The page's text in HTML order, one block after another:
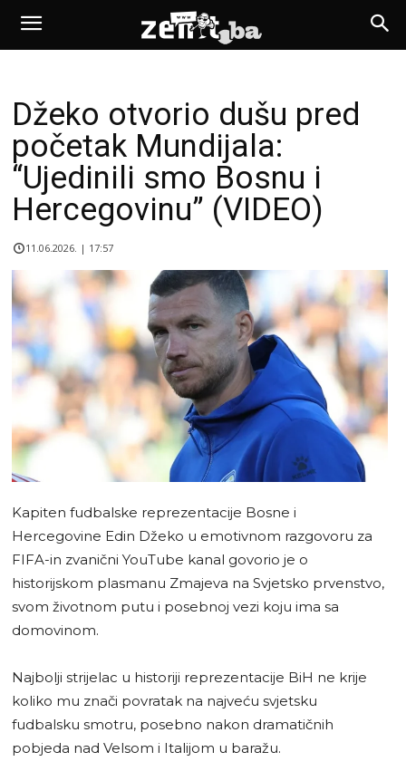
Džeko otvorio dušu pred
početak Mundijala:
“Ujedinili smo Bosnu i
Hercegovinu” (VIDEO)
11.06.2026. | 17:57
Kapiten fudbalske reprezentacije Bosne i
Hercegovine Edin Džeko u emotivnom razgovoru za
FIFA-in zvanični YouTube kanal govorio je o
historijskom plasmanu Zmajeva na Svjetsko prvenstvo,
svom životnom putu i posebnoj vezi koju ima sa
domovinom.
Najbolji strijelac u historiji reprezentacije BiH ne krije
koliko mu znači povratak na najveću svjetsku
fudbalsku smotru, posebno nakon dramatičnih
pobjeda nad Velsom i Italijom u baražu.